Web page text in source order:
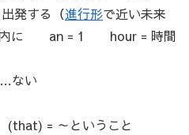
発する（進行形で近い未来
内に an = 1 hour = 時間
ない
= ～ということ